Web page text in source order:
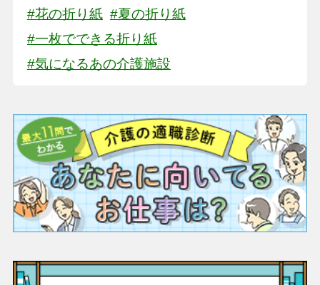
#花の折り紙 #夏の折り紙
#一枚でできる折り紙
#気になるあの介護施設